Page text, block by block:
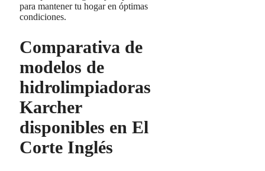
para mantener tu hogar en óptimas
condiciones.
Comparativa de
modelos de
hidrolimpiadoras
Karcher
disponibles en El
Corte Inglés